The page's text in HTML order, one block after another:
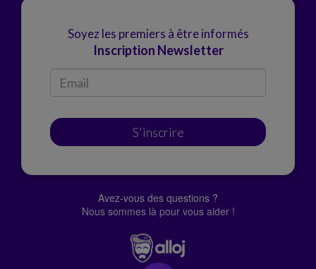
Soyez les premiers à être informés
Inscription Newsletter
S'inscrire
Avez-vous des questions ?
Nous sommes là pour vous aider !